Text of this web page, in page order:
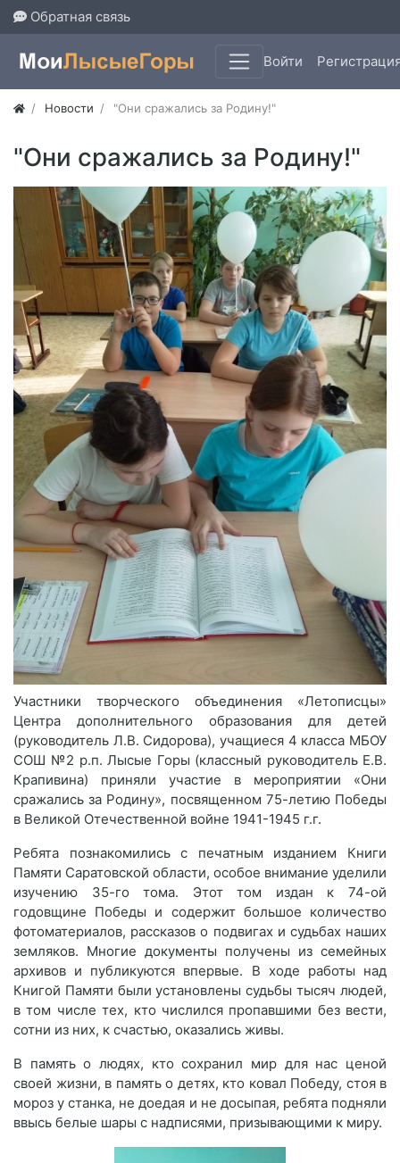
Обратная связь
Войти
Новости "Они сражались за Родину!"
"Они сражались за Родину!"
Участники творческого объединения «Летописцы»
Центра дополнительного образования для детей
(руководитель Л.В. Сидорова), учащиеся 4 класса МБОУ
СОШ №2 р.п. Лысые Горы (классный руководитель Е.В.
Крапивина) приняли участие в мероприятии «Они
сражались за Родину», посвященном 75-летию Победы
в Великой Отечественной войне 1941-1945 г.г.
Ребята познакомились с печатным изданием Книги
Памяти Саратовской области, особое внимание уделили
изучению 35-го тома. Этот том издан к 74-ой
годовщине Победы и содержит большое количество
фотоматериалов, рассказов о подвигах и судьбах наших
земляков. Многие документы получены из семейных
архивов и публикуются впервые. В ходе работы над
Книгой Памяти были установлены судьбы тысяч людей,
в том числе тех, кто числился пропавшими без вести,
сотни из них, к счастью, оказались живы.
В память о людях, кто сохранил мир для нас ценой
своей жизни, в память о детях, кто ковал Победу, стоя в
мороз у станка, не доедая и не досыпая, ребята подняли
ввысь белые шары с надписями, призывающими к миру.